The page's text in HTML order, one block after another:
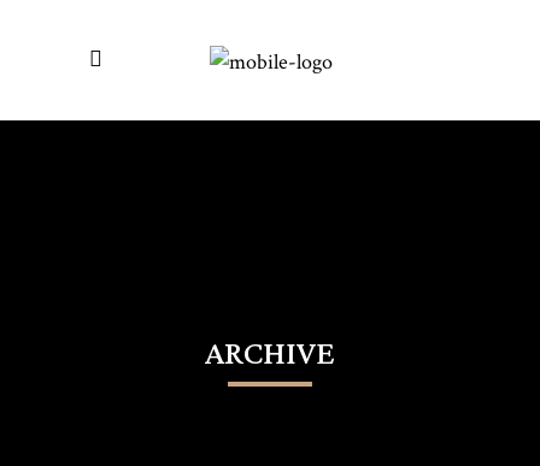
ARCHIVE